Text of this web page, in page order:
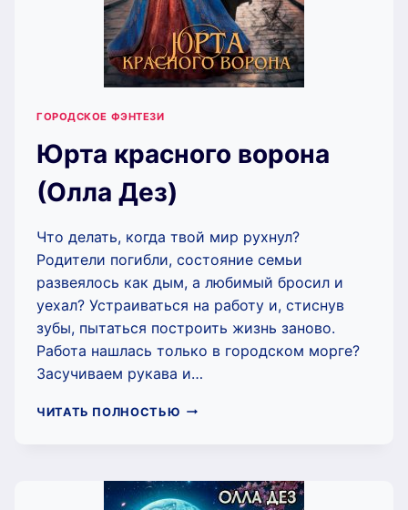
ГОРОДСКОЕ ФЭНТЕЗИ
Юрта красного ворона
(Олла Дез)
Что делать, когда твой мир рухнул?
Родители погибли, состояние семьи
развеялось как дым, а любимый бросил и
уехал? Устраиваться на работу и, стиснув
зубы, пытаться построить жизнь заново.
Работа нашлась только в городском морге?
Засучиваем рукава и…
ЧИТАТЬ ПОЛНОСТЬЮ ЮРТА
ДЕЗ)